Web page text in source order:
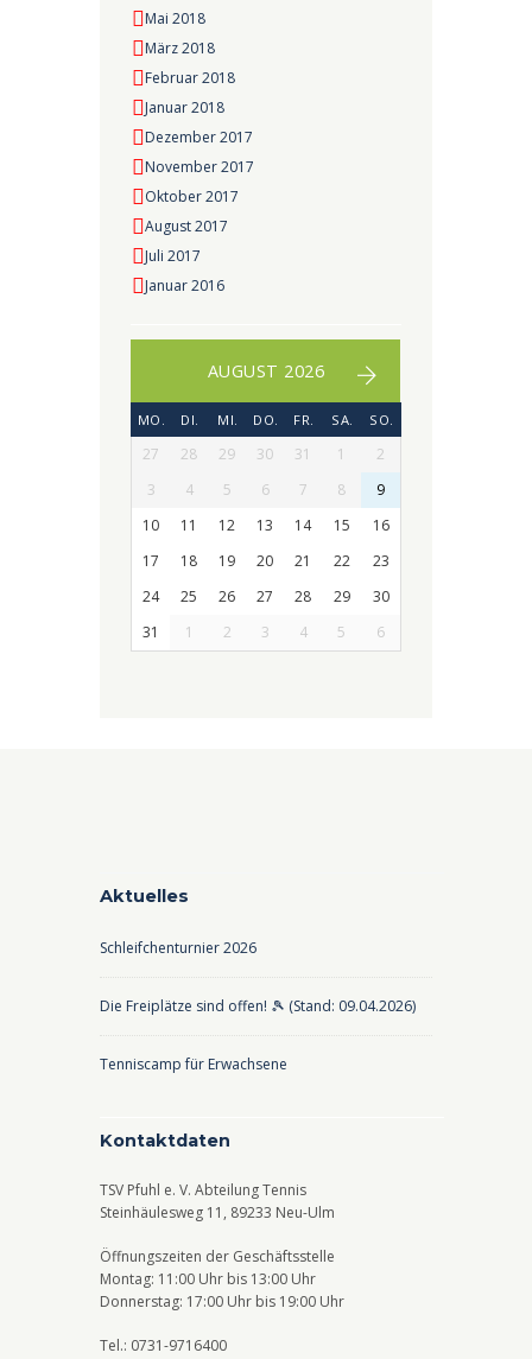
Mai 2018
März 2018
Februar 2018
Januar 2018
Dezember 2017
November 2017
Oktober 2017
August 2017
Juli 2017
Januar 2016
AUGUST 2026
MO. DI. MI. DO. FR. SA. SO.
27 28 29 30 31 1
2
3
4 5 6 7 8
9
10
11 12 13 14 15
16
17
18 19 20 21 22
23
24
25 26 27 28 29
30
31
1 2 3 4 5 6
Aktuelles
Schleifchenturnier 2026
Die Freiplätze sind offen! 🎾 (Stand: 09.04.2026)
Tenniscamp für Erwachsene
Kontaktdaten
TSV Pfuhl e. V. Abteilung Tennis
Steinhäulesweg 11, 89233 Neu-Ulm
Öffnungszeiten der Geschäftsstelle
Montag: 11:00 Uhr bis 13:00 Uhr
Donnerstag: 17:00 Uhr bis 19:00 Uhr
Tel.: 0731-9716400